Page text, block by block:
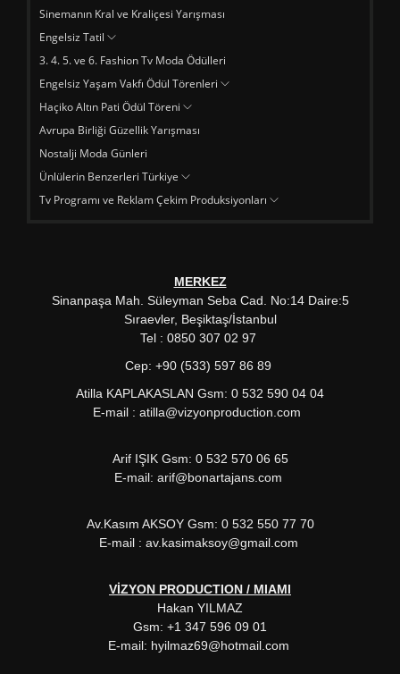
Sinemanın Kral ve Kraliçesi Yarışması
Engelsiz Tatil
3. 4. 5. ve 6. Fashion Tv Moda Ödülleri
Engelsiz Yaşam Vakfı Ödül Törenleri
Haçiko Altın Pati Ödül Töreni
Avrupa Birliği Güzellik Yarışması
Nostalji Moda Günleri
Ünlülerin Benzerleri Türkiye
Tv Programı ve Reklam Çekim Produksiyonları
MERKEZ
Sinanpaşa Mah. Süleyman Seba Cad. No:14 Daire:5
Sıraevler, Beşiktaş/İstanbul
Tel : 0850 307 02 97
Cep: +90 (533) 597 86 89
Atilla KAPLAKASLAN Gsm: 0 532 590 04 04
E-mail : atilla@vizyonproduction.com
Arif IŞIK Gsm: 0 532 570 06 65
E-mail: arif@bonartajans.com
Av.Kasım AKSOY Gsm: 0 532 550 77 70
E-mail : av.kasimaksoy@gmail.com
VİZYON PRODUCTION / MIAMI
Hakan YILMAZ
Gsm: +1 347 596 09 01
E-mail: hyilmaz69@hotmail.com